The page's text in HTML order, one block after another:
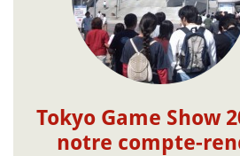
Tokyo Game Show
notre compte-